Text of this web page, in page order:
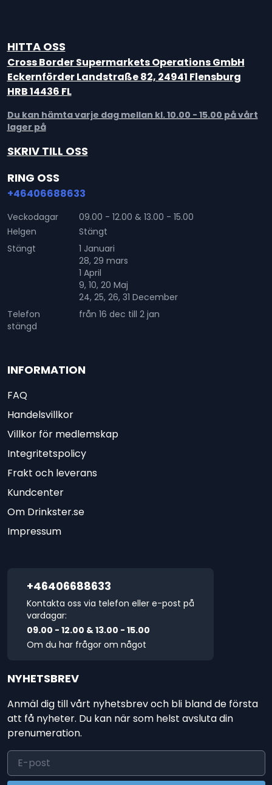
HITTA OSS
Cross Border Supermarkets Operations GmbH
Eckernförder Landstraße 82, 24941 Flensburg
HRB 14436 FL
Du kan hämta varje dag mellan kl. 10.00 - 15.00 på vårt
lager på
SKRIV TILL OSS
RING OSS
+46406688633
Veckodagar
09.00 - 12.00 & 13.00 - 15.00
Helgen
Stängt
Stängt
Telefon
stängd
1 Januari
28, 29 mars
1 April
9, 10, 20 Maj
24, 25, 26, 31 December
från 16 dec till 2 jan
INFORMATION
FAQ
Handelsvillkor
Villkor för medlemskap
Integritetspolicy
Frakt och leverans
Kundcenter
Om Drinkster.se
Impressum
+46406688633
Kontakta oss via telefon eller e-post på
vardagar:
09.00 - 12.00 & 13.00 - 15.00
Om du har frågor om något
NYHETSBREV
Anmäl dig till vårt nyhetsbrev och bli bland de första
att få nyheter. Du kan när som helst avsluta din
prenumeration.